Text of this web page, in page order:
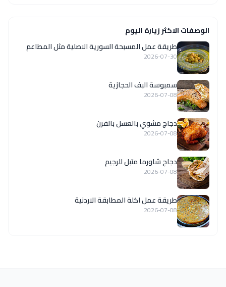
الوصفات الاكثر زيارة اليوم
‏طريقة عمل المسبحة السورية الاصلية مثل المطاعم
2026-07-30
سمبوسة البف الحجازية
2026-07-08
دجاج مشوي بالعسل بالفرن
2026-07-08
دجاج شاورما متبل للرجيم
2026-07-08
طريقة عمل اكلة المطابقة الاردنية
2026-07-08